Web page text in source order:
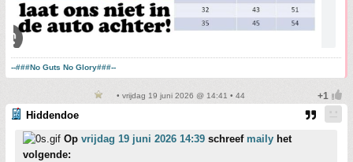
--###No Guts No Glory###--
• vrijdag 19 juni 2026 @ 14:41 • 44
Hiddendoe
Op vrijdag 19 juni 2026 14:39 schreef maily het
volgende: